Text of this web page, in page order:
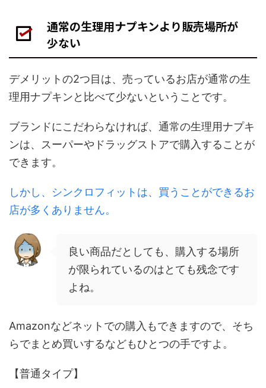
通常の生理用ナプキンより販売場所が
少ない
デメリットの2つ目は、売っているお店が通常の生
理用ナプキンと比べて少ないということです。
ブランドにこだわらなければ、通常の生理用ナプキ
ンは、スーパーやドラッグストアで購入することが
できます。
しかし、シンクロフィットは、買うことができるお
店が多くありません。
良い商品だとしても、購入する場所
が限られているのはとても残念です
よね。
Amazonなどネットでの購入もできますので、そち
らでまとめ買いするなどもひとつの手ですよ。
【普通タイプ】